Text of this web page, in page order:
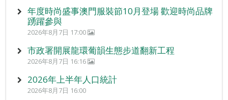
年度時尚盛事澳門服裝節10月登場 歡迎時尚品牌
踴躍參與
2026年8月7日 17:00
市政署開展龍環葡韻生態步道翻新工程
2026年8月7日 16:16
2026年上半年人口統計
2026年8月7日 16:00